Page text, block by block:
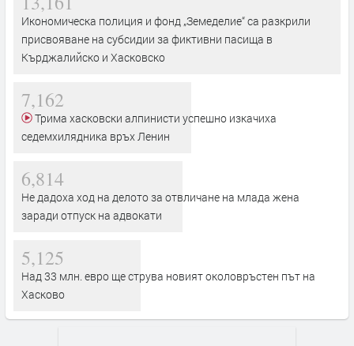
Икономическа полиция и фонд „Земеделие“ са разкрили
присвояване на субсидии за фиктивни пасища в
Кърджалийско и Хасковско
7,162
седемхилядника връх Ленин
6,814
Не дадоха ход на делото за отвличане на млада жена
заради отпуск на адвокати
5,125
Над 33 млн. евро ще струва новият околовръстен път на
Хасково